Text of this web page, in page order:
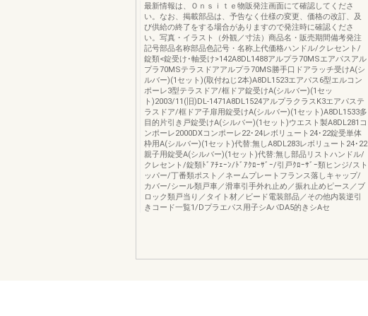
最新情報は、Ｏｎｓｉｔｅ物販発注画面にて確認してくださ
い。なお、掲載部品は、予告なく仕様の変更、価格の改訂、及
び供給の終了をする場合がありますので発注時に確認くださ
い。写真・イラスト（外観／寸法）商品名・販売期間備考発注
記号部品名称部品色記号・名称上代価格ハンドル/クレセント/
錠類<錠受け･軸受け>142A8DL1488アルプラ70MSエアパスアル
プラ70MSテラスドアアルプラ70MS勝手口ドアラッチ受けA(シ
ルバー)(1セット)(取付ねじ2本)A8DL1523エアパス6型エルコン
ポーレ3型テラスドア/框ドア錠受けA(シルバー)(1セッ
ト)2003/11(旧)DL-1471A8DL1524アルプラクラスK3エアパステ
ラスドア/框ドア子扉用錠受けA(シルバー)(1セット)A8DL1533多
目的片引き戸錠受けA(シルバー)(1セット)ウエスト製A8DL281コ
ンポーレ2000DXコンポーレ22･24レボリュート24･22錠受単体
枠用A(シルバー)(1セット)代替:無しA8DL283レボリュート24･22
親子用錠受A(シルバー)(1セット)代替:無し部品リストハンドル/
クレセント/錠類ﾄﾞｱﾁｪｰﾝ/ﾄﾞｱｸﾛｰｻﾞｰ/引戸ｸﾛｰｻﾞｰ類ヒンジ/スト
ッパー/丁番類ポスト／ネームプレートフランス落しキャップ/
カバー/シール類戸車／滑車引手外れ止め／振れ止めピース／ブ
ロック類戸当り／タイト材／ビード電装部品／その他内装逆引
きコード一覧1/Dプラエパス用子シAバDA5的きシAセ